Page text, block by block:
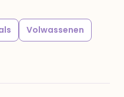
Volwassenen